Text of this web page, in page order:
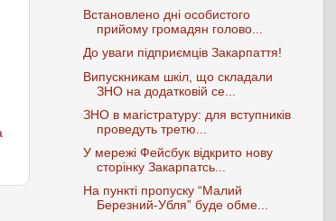
Встановлено дні особистого
прийому громадян голово...
До уваги підприємців Закарпаття!
Випускникам шкіл, що складали
ЗНО на додатковій се...
ЗНО в магістратуру: для вступників
проведуть третю...
У мережі Фейсбук відкрито нову
сторінку Закарпатсь...
На пункті пропуску “Малий
Березний-Убля” буде обме...